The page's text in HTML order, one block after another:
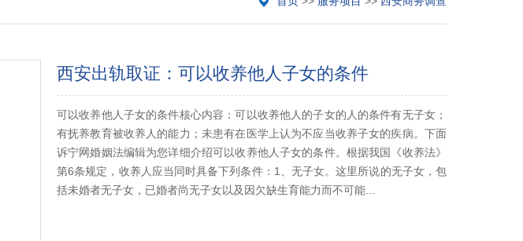
西安出轨取证：可以收养他人子女的条件
可以收养他人子女的条件核心内容：可以收养他人的子女的人的条件有无子女；
有抚养教育被收养人的能力；未患有在医学上认为不应当收养子女的疾病。下面
诉宁网婚姻法编辑为您详细介绍可以收养他人子女的条件。根据我国《收养法》
第6条规定，收养人应当同时具备下列条件：1、无子女。这里所说的无子女，包
括未婚者无子女，已婚者尚无子女以及因欠缺生育能力而不可能...